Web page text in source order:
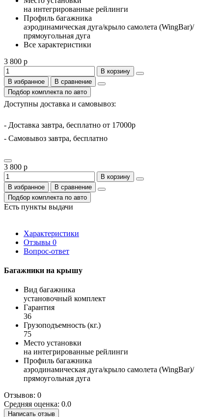
на интегрированные рейлинги
Профиль багажника
аэродинамическая дуга/крыло самолета (WingBar)/
прямоугольная дуга
Все характеристики
3 800 р
В корзину
В избранное
В сравнение
Подбор комплекта по авто
Доступны доставка и самовывоз:
- Доставка завтра, бесплатно от 17000р
- Самовывоз завтра, бесплатно
3 800 р
В корзину
В избранное
В сравнение
Подбор комплекта по авто
Есть пункты выдачи
Характеристики
Отзывы 0
Вопрос-ответ
Багажники на крышу
Вид багажника
установочный комплект
Гарантия
36
Грузоподъемность (кг.)
75
Место установки
на интегрированные рейлинги
Профиль багажника
аэродинамическая дуга/крыло самолета (WingBar)/
прямоугольная дуга
Отзывов: 0
Средняя оценка: 0.0
Написать отзыв